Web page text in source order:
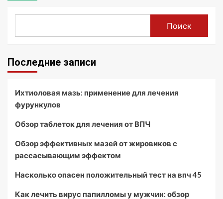
Поиск
Последние записи
Ихтиоловая мазь: применение для лечения
фурункулов
Обзор таблеток для лечения от ВПЧ
Обзор эффективных мазей от жировиков с
рассасывающим эффектом
Насколько опасен положительный тест на впч 45
Как лечить вирус папилломы у мужчин: обзор